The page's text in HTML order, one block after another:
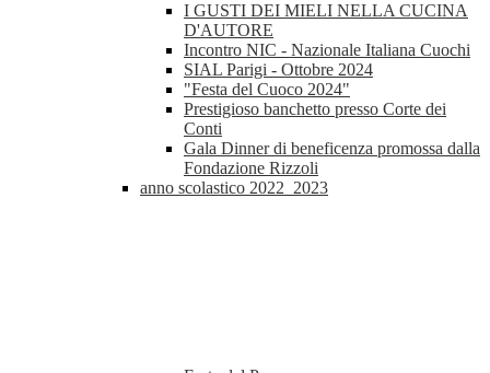
I GUSTI DEI MIELI NELLA CUCINA
D'AUTORE
Incontro NIC - Nazionale Italiana Cuochi
SIAL Parigi - Ottobre 2024
"Festa del Cuoco 2024"
Prestigioso banchetto presso Corte dei
Conti
Gala Dinner di beneficenza promossa dalla
Fondazione Rizzoli
anno scolastico 2022_2023